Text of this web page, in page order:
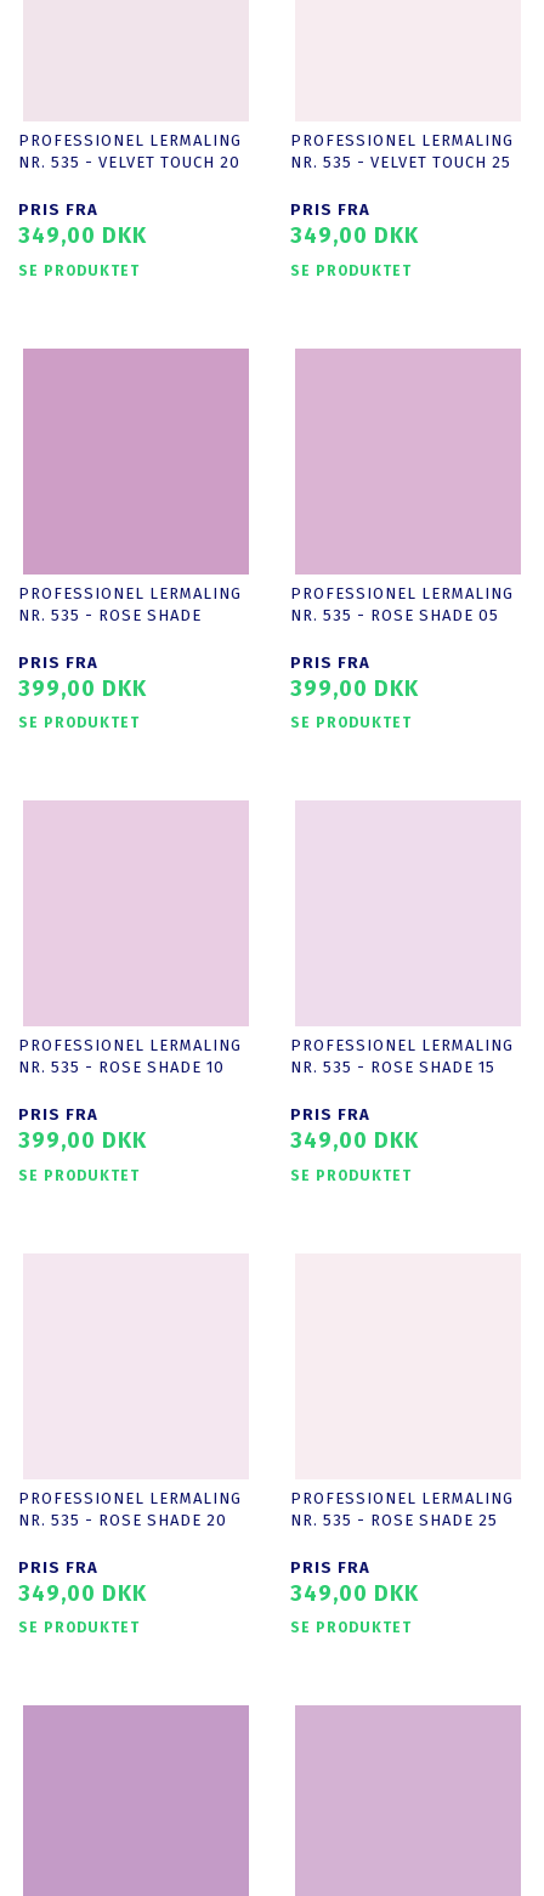
PROFESSIONEL LERMALING
NR. 535 - VELVET TOUCH 20
PRIS FRA
349,00 DKK
SE PRODUKTET
PROFESSIONEL LERMALING
NR. 535 - VELVET TOUCH 25
PRIS FRA
349,00 DKK
SE PRODUKTET
PROFESSIONEL LERMALING
NR. 535 - ROSE SHADE
PRIS FRA
399,00 DKK
SE PRODUKTET
PROFESSIONEL LERMALING
NR. 535 - ROSE SHADE 05
PRIS FRA
399,00 DKK
SE PRODUKTET
PROFESSIONEL LERMALING
NR. 535 - ROSE SHADE 10
PRIS FRA
399,00 DKK
SE PRODUKTET
PROFESSIONEL LERMALING
NR. 535 - ROSE SHADE 15
PRIS FRA
349,00 DKK
SE PRODUKTET
PROFESSIONEL LERMALING
NR. 535 - ROSE SHADE 20
PRIS FRA
349,00 DKK
SE PRODUKTET
PROFESSIONEL LERMALING
NR. 535 - ROSE SHADE 25
PRIS FRA
349,00 DKK
SE PRODUKTET